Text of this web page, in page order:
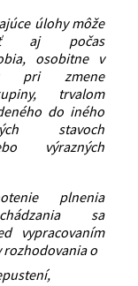
úlohy môže
aj počas
osobitne v
pri zmene
trvalom
do iného
stavoch
výrazných
plnenia
sa
vypracovaním
o